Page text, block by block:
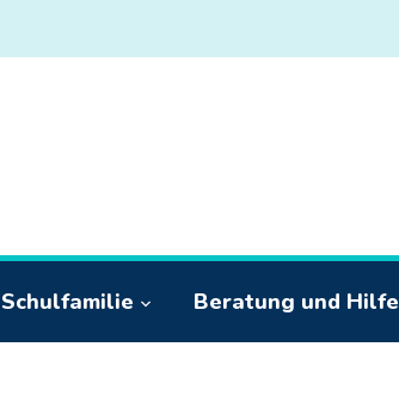
Schulfamilie Beratung und Hilfe